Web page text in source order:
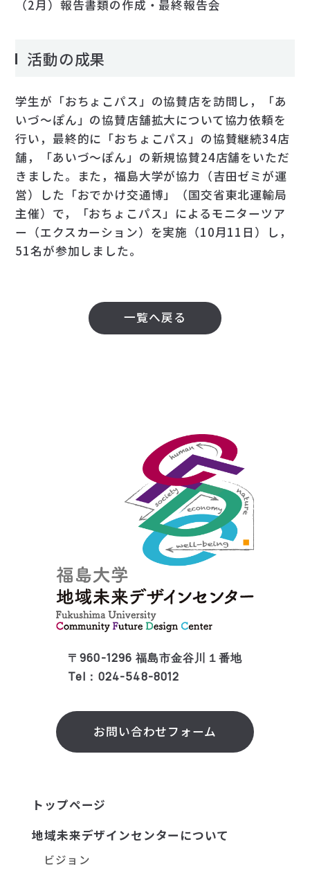
（2月）報告書類の作成・最終報告会
活動の成果
学生が「おちょこパス」の協賛店を訪問し，「あ
いづ～ぽん」の協賛店舗拡大について協力依頼を
行い，最終的に「おちょこパス」の協賛継続34店
舗，「あいづ～ぽん」の新規協賛24店舗をいただ
きました。また，福島大学が協力（吉田ゼミが運
営）した「おでかけ交通博」（国交省東北運輸局
主催）で，「おちょこパス」によるモニターツア
ー（エクスカーション）を実施（10月11日）し，
51名が参加しました。
一覧へ戻る
〒960-1296 福島市金谷川１番地
Tel：024-548-8012
お問い合わせフォーム
トップページ
地域未来デザインセンターについて
ビジョン